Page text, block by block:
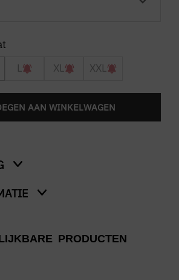
L XL XXL
AAN WINKELWAGEN
PRODUCTEN